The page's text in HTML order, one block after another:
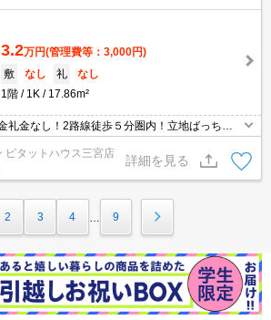
3.2万円(管理費等：3,000円)
敷
なし 礼
なし
1階
1K 17.86m²
礼金なし！2路線徒歩５分圏内！立地ばっち
ピタットハウス三宮店
詳細を見る
2 3 4 9